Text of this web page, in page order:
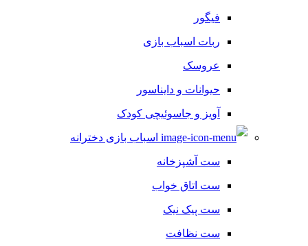
فیگور
ربات اسباب بازی
عروسک
حیوانات و دایناسور
آویز و جاسوئیچی کودک
اسباب بازی دخترانه
ست آشپزخانه
ست اتاق خواب
ست پیک نیک
ست نظافت